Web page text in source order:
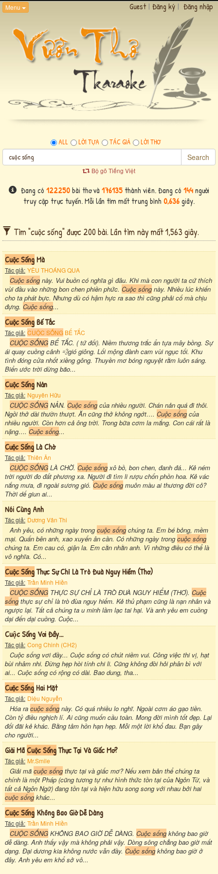
Menu Guest | Đăng ký | Đăng nhập
ALL LỜI TỰA TÁC GIẢ LỜI THƠ
Search
Bộ gõ Tiếng Việt
Đang có 122250bài thơ và 176135 thành viên. Đang có 144người
truy cập trực tuyến. Mỗi lần tìm mất trung bình 0,636giây.
Tìm "cuộc sống" được 200 bài. Lần tìm này mất 1,563 giây.
Cuộc SốngMà
Tác giả: YÊU THOÁNG QUA
Cuộc sống này. Vui buồn có nghĩa gì đâu. Khi mà con người ta cứ thích
vùi đầu vào những bon chen phiền phức. Cuộc sống này. Nhiều lúc khiến
cho ta phát bực. Nhưng dù có hậm hực ra sao thì cũng phải cố mà chịu
đựng. Cuộc sống...
Cuộc SốngBế Tắc
Tác giả: CUỘC SỐNG BẾ TẮC
CUỘC SỐNG BẾ TẮC. ( tứ đối). Niềm thương trắc ẩn tựa mây bồng. Sự
ái quay cuồng cảnh 💨gió giông. Lối mộng đành cam vùi ngục tối. Khu
tình đóng cửa nhốt xiềng gông. Thuyền mơ bóng nguyệt rằm luôn sáng.
Biển ước trời dừng bão...
Cuộc SốngNản
Tác giả: Nguyên Hữu
CUỘC SỐNG NẢN. Cuộc sống của nhiều người. Chán nản quá đi thôi.
Ngồi thở dài thườn thượt. Ăn cũng thở không ngớt…. Cuộc sống của
nhiều người. Còn hơn cả ông trời. Trong bữa cơm la mắng. Con cái rất là
nặng…. Cuộc sống...
Cưộc SốngLà Chờ
Tác giả: Thiên Ân
CUỘC SỐNG LÀ CHỜ. Cuộc sống xô bồ, bon chen, đanh đá... Kẻ ném
trời người đo đất phương xa. Người đi tìm li rượu chốn phồn hoa. Kẻ vác
nắng mưa, đi ngoài sương gió. Cuộc sống muôn màu ai thương đời cỏ?
Thời dế giun ai...
Nói Cùng Anh
Tác giả: Dương Vân Thi
Anh yêu, có những ngày trong cuộc sống chúng ta. Em bé bỏng, mềm
mại. Quấn bên anh, xao xuyến ân cần. Có những ngày trong cuộc sống
chúng ta. Em cau có, giận la. Em cằn nhằn anh. Vì những điều có thể là
vô nghĩa. Có...
Cuộc SốngThực Sự Chỉ Là Trò Đuà Nguy Hiểm (thơ)
Tác giả: Trần Minh Hiền
CUỘC SỐNG THỰC SỰ CHỈ LÀ TRÒ ĐUÀ NGUY HIỂM (THƠ). Cuộc
sống thực sự chỉ là trò đùa nguy hiểm. Kẻ thủ phạm cũng là nạn nhân và
ngược lại. Tất cả chúng ta u minh lầm lạc tai hại. Và anh yêu em cuồng
dại đến dại cuồng. Cuộc...
Cuộc Sống Vơi Đầy...
Tác giả: Cong Chinh (CH2)
Cuộc sống vơi đầy... Cuộc sống có chút niềm vui. Công việc thi vị, hạt
bùi nhâm nhi. Đừng hẹp hòi tính chi li. Cũng không đòi hỏi phân bì với
ai... Cuộc sống có rộng có dài. Bao dung, tha...
Cưộc SốngHai Mặt
Tác giả: Diệu Nguyễn
Hóa ra cuộc sống này. Có quá nhiều lo nghĩ. Ngoài cơm áo gạo tiền.
Còn tỷ điều nghịch lí. Ai cũng muốn cầu toàn. Mong đời mình tốt đẹp. Lại
đối đãi kẻ khác. Bằng tâm hồn hạn hẹp. Mỗi một lời khổ đau. Bạn gây
cho người...
Giải MãCuộc SốngThực Tại Và Giấc Mơ?
Tác giả: Mr.Smile
Giải mã cuộc sống thực tại và giấc mơ? Nếu xem bản thể chúng ta
chính là một Pháp (cũng tương tự như hình thức tồn tại của Ngôn Từ, và
tất cả Ngôn Ngữ) đang tồn tại và hiện hữu song song với nhau bởi hai
cuộc sống khác...
Cuộc Sống Không Bao Giờ Dễ Dàng
Tác giả: Trần Minh Hiền
CUỘC SỐNG KHÔNG BAO GIỜ DỄ DÀNG. Cuộc sống không bao giờ
dễ dàng. Anh thấy vậy mà không phải vậy. Dòng sông chẳng bao giờ mất
dạng. Đại dương kia không nước vẫn đầy. Cuộc sống không bao giờ ở
đây. Anh yêu em khổ sở vô...